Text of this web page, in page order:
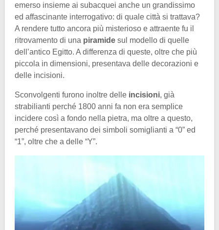
emerso insieme ai subacquei anche un grandissimo
ed affascinante interrogativo: di quale città si trattava?
A rendere tutto ancora più misterioso e attraente fu il
ritrovamento di una piramide sul modello di quelle
dell’antico Egitto. A differenza di queste, oltre che più
piccola in dimensioni, presentava delle decorazioni e
delle incisioni.
Sconvolgenti furono inoltre delle incisioni, già
strabilianti perché 1800 anni fa non era semplice
incidere così a fondo nella pietra, ma oltre a questo,
perché presentavano dei simboli somiglianti a “0” ed
“1”, oltre che a delle “Y”.